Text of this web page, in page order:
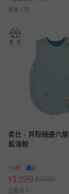
最新上架
柔仕 - 貝殼縫邊六
藍海鯨
93折
$1399 $1500
已售出 1